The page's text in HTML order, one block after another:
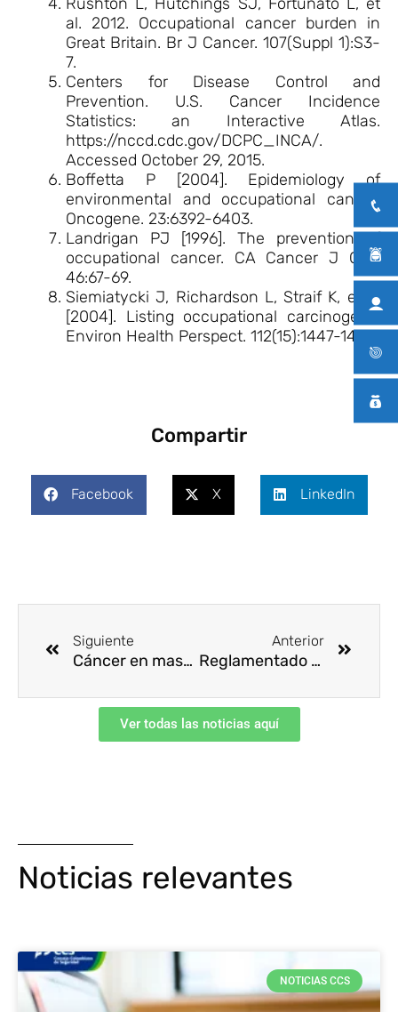
al. 2012. Occupational cancer burden in
Great Britain. Br J Cancer. 107(Suppl 1):S3-
7.
Centers for Disease Control and
Prevention. U.S. Cancer Incidence
Statistics: an Interactive Atlas.
https://nccd.cdc.gov/DCPC_INCA/.
Accessed October 29, 2015.
Boffetta P [2004]. Epidemiology of
environmental and occupational cancer.
Oncogene. 23:6392-6403.
Landrigan PJ [1996]. The prevention of
occupational cancer. CA Cancer J Clin.
46:67-69.
Siemiatycki J, Richardson L, Straif K, et al
[2004]. Listing occupational carcinogens.
Environ Health Perspect. 112(15):1447-1459.
Compartir
Facebook X LinkedIn
Siguiente
Cáncer en mascotas
Anterior
Reglamentado Permiso Especial de Permanencia para Venezolanos
Ver todas las noticias aquí
Noticias relevantes
NOTICIAS CCS